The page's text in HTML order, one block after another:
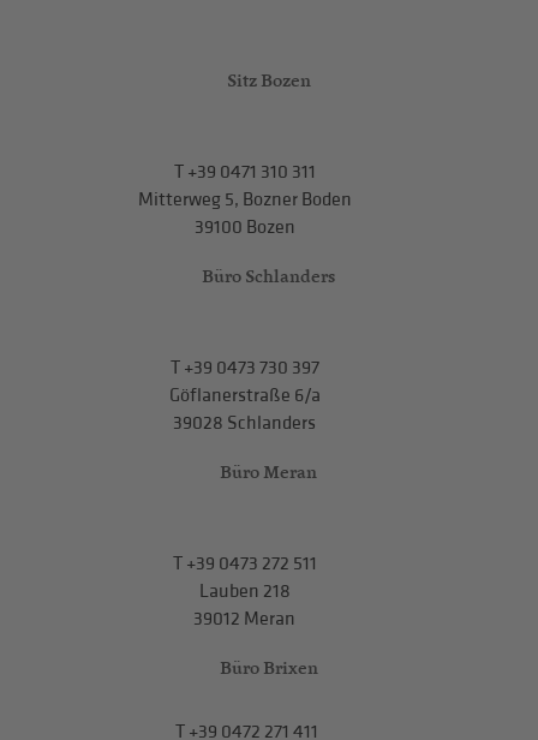
Sitz Bozen
T+39 0471 310 311
Mitterweg 5, Bozner Boden
39100 Bozen
Büro Schlanders
T+39 0473 730 397
Göflanerstraße 6/a
39028 Schlanders
Büro Meran
T+39 0473 272 511
Lauben 218
39012 Meran
Büro Brixen
T+39 0472 271 411